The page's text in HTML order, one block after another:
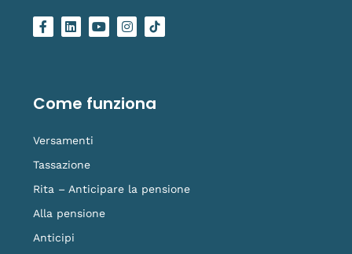
F
a
o
k
L
i
i
n
Y
o
e
I
n
r
a
L
o
i
k
Come funziona
Versamenti
Tassazione
Rita – Anticipare la pensione
Alla pensione
Anticipi